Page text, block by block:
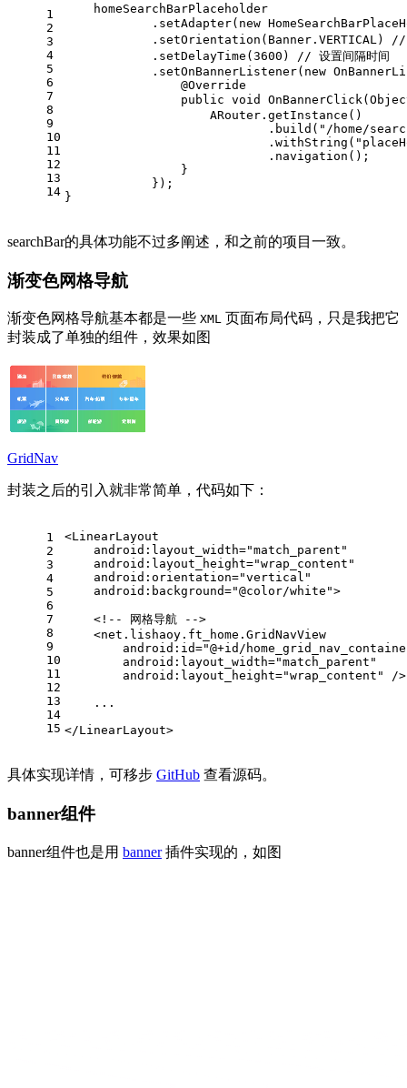
1
2
3
4
5
6
7
8
9
10
11
12
13
14
    homeSearchBarPlaceholder
            .setAdapter(
new
            .setOrientation(Banner.VERTICAL)
//
            .setDelayTime(
3600 )
// 设置间隔时间
            .setOnBannerListener(
new
@Override
public void OnBannerClick
                    ARouter.getInstance()
                            .build(
"/home/
                            .withString(
                            .navigation();
                }
            });
}
searchBar的具体功能不过多阐述，和之前的项目一致。
渐变色网格导航
渐变色网格导航基本都是一些 XML 页面布局代码，只是我把它
封装成了单独的组件，效果如图
GridNav
封装之后的引入就非常简单，代码如下：
1
2
3
4
5
6
7
8
9
10
11
12
13
14
15
<LinearLayout
android:layout_width="match_parent"
android:layout_height="wrap_content"
android:orientation="vertical"
android:background="@color/white">
<!-- 网格导航 -->
<net.lishaoy.ft_home.GridNavView
android:id="@+id/
android:layout_width="match_parent"
android:layout_height="wrap_content"
/>
    ...
</LinearLayout>
具体实现详情，可移步 GitHub 查看源码。
banner组件
banner组件也是用 banner插件实现的，如图